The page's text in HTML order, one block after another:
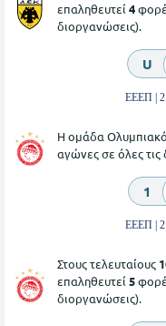
επαληθευτεί 4
διοργανώσεις).
U
ΕΕΕΠ |
Η ομάδα
αγώνες σε όλες τις
1
ΕΕΕΠ |
Στους τελευταίους
επαληθευτεί 5
διοργανώσεις).